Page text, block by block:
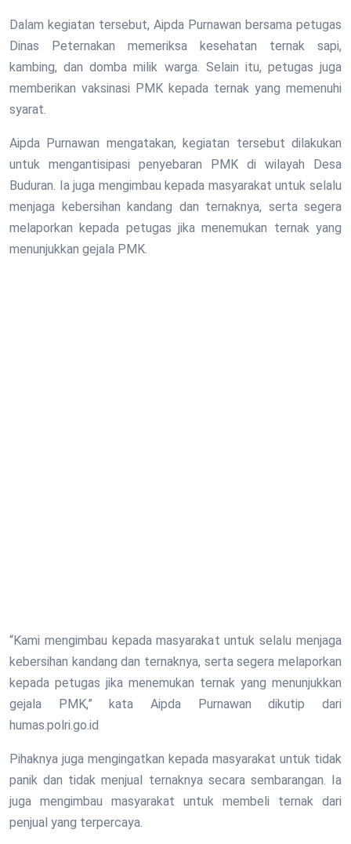
Dalam kegiatan tersebut, Aipda Purnawan bersama petugas
Dinas Peternakan memeriksa kesehatan ternak sapi,
kambing, dan domba milik warga. Selain itu, petugas juga
memberikan vaksinasi PMK kepada ternak yang memenuhi
syarat.
Aipda Purnawan mengatakan, kegiatan tersebut dilakukan
untuk mengantisipasi penyebaran PMK di wilayah Desa
Buduran. Ia juga mengimbau kepada masyarakat untuk selalu
menjaga kebersihan kandang dan ternaknya, serta segera
melaporkan kepada petugas jika menemukan ternak yang
menunjukkan gejala PMK.
“Kami mengimbau kepada masyarakat untuk selalu menjaga
kebersihan kandang dan ternaknya, serta segera melaporkan
kepada petugas jika menemukan ternak yang menunjukkan
gejala PMK,” kata Aipda Purnawan dikutip dari
humas.polri.go.id
Pihaknya juga mengingatkan kepada masyarakat untuk tidak
panik dan tidak menjual ternaknya secara sembarangan. Ia
juga mengimbau masyarakat untuk membeli ternak dari
penjual yang terpercaya.